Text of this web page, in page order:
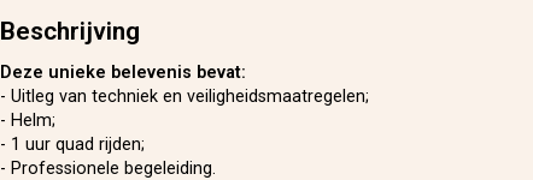
Beschrijving
Deze unieke belevenis bevat:
- Uitleg van techniek en veiligheidsmaatregelen;
- Helm;
- 1 uur quad rijden;
- Professionele begeleiding.